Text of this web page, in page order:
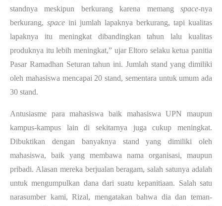
standnya meskipun berkurang karena memang space-nya
berkurang, space ini jumlah lapaknya berkurang, tapi kualitas
lapaknya itu meningkat dibandingkan tahun lalu kualitas
produknya itu lebih meningkat,” ujar Eltoro selaku ketua panitia
Pasar Ramadhan Seturan tahun ini. Jumlah stand yang dimiliki
oleh mahasiswa mencapai 20 stand, sementara untuk umum ada
30 stand.
Antusiasme para mahasiswa baik mahasiswa UPN maupun
kampus-kampus lain di sekitarnya juga cukup meningkat.
Dibuktikan dengan banyaknya stand yang dimiliki oleh
mahasiswa, baik yang membawa nama organisasi, maupun
pribadi. Alasan mereka berjualan beragam, salah satunya adalah
untuk mengumpulkan dana dari suatu kepanitiaan. Salah satu
narasumber kami, Rizal, mengatakan bahwa dia dan teman-